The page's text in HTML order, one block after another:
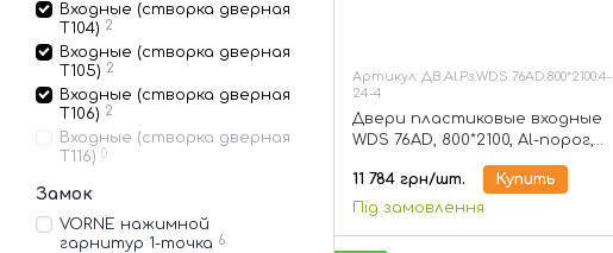
Артикул: ДВ.Al.Рз.WDS 76AD.800*2100.4-
24-4
Двери пластиковые входные
WDS 76AD, 800*2100, Al-порог,
замок ролик, стеклопакет 1-но
камерный
11 784 грн/шт.
Купить
Під замовлення
Входные (створка дверная
Т104) 2
Входные (створка дверная
Т105) 2
Входные (створка дверная
Т106) 2
Входные (створка дверная
Т116)
0
Замок
VORNE нажимной
гарнитур 1-точка 6